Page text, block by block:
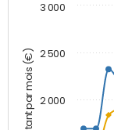
Montant par mois (€) 2 000
2 500
3 000